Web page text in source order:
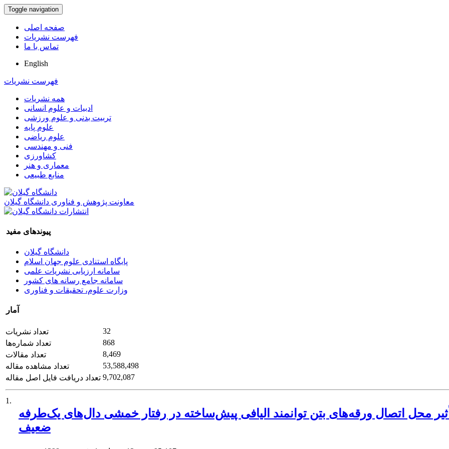
Toggle navigation
صفحه اصلی
فهرست نشریات
تماس با ما
English
فهرست نشریات
همه نشریات
ادبیات و علوم انسانی
تربیت بدنی و علوم ورزشی
علوم پایه
علوم ریاضی
فنی و مهندسی
کشاورزی
معماری و هنر
منابع طبیعی
معاونت پژوهش و فناوری دانشگاه گیلان
پیوندهای مفید
دانشگاه گیلان
پایگاه استنادی علوم جهان اسلام
سامانه ارزیابی نشریات علمی
سامانه جامع رسانه های کشور
وزارت علوم، تحقیقات و فناوری
آمار
تعداد نشریات
32
تعداد شماره‌ها
868
تعداد مقالات
8,469
تعداد مشاهده مقاله
53,588,498
تعداد دریافت فایل اصل مقاله 9,702,087
1.
محل اتصال ورقه‌های بتن توانمند الیافی پیش‌ساخته در رفتار خمشی دال‌های یک‌طرفه
ضعیف